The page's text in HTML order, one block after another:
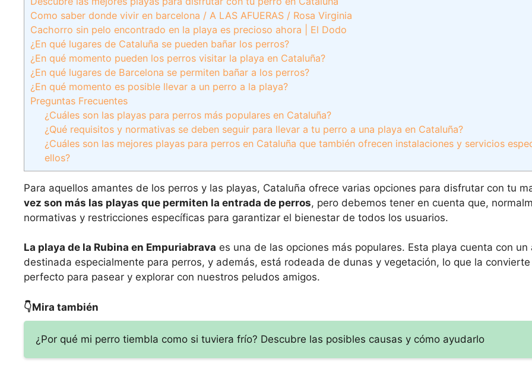
Como saber donde vivir en barcelona / A LAS AFUERAS / Rosa Virginia
Cachorro sin pelo encontrado en la playa es precioso ahora | El Dodo
¿En qué lugares de Cataluña se pueden bañar los perros?
¿En qué momento pueden los perros visitar la playa en Cataluña?
¿En qué lugares de Barcelona se permiten bañar a los perros?
¿En qué momento es posible llevar a un perro a la playa?
Preguntas Frecuentes
¿Cuáles son las playas para perros más populares en Cataluña?
¿Qué requisitos y normativas se deben seguir para llevar a tu perro a una playa en Cataluña?
¿Cuáles son las mejores playas para perros en Cataluña que también ofrecen instalaciones y servicios
ellos?
Para aquellos amantes de los perros y las playas, Cataluña ofrece varias opciones para disfrutar con tu
vez son más las playas que permiten la entrada de perros, pero debemos tener en cuenta que,
normativas y restricciones específicas para garantizar el bienestar de todos los usuarios.
La playa de la Rubina en Empuriabrava es una de las opciones más populares. Esta playa cuenta con un
destinada especialmente para perros, y además, está rodeada de dunas y vegetación, lo que la
perfecto para pasear y explorar con nuestros peludos amigos.
👇Mira también
¿Por qué mi perro tiembla como si tuviera frío? Descubre las posibles causas y cómo ayudarlo